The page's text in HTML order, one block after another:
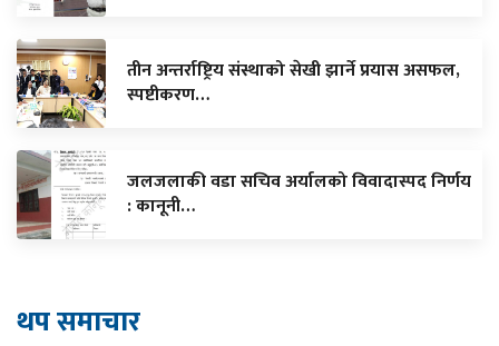
तीन अन्तर्राष्ट्रिय संस्थाको सेखी झार्ने प्रयास असफल,
स्पष्टीकरण…
जलजलाकी वडा सचिव अर्यालको विवादास्पद निर्णय
: कानूनी…
थप समाचार